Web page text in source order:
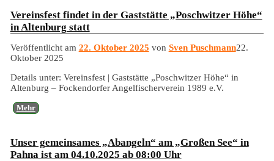
Vereinsfest findet in der Gaststätte „Poschwitzer Höhe“
in Altenburg statt
Veröffentlicht am 22. Oktober 2025 von Sven Puschmann22.
Oktober 2025
Details unter: Vereinsfest | Gaststätte „Poschwitzer Höhe“ in
Altenburg – Fockendorfer Angelfischerverein 1989 e.V.
Mehr
Unser gemeinsames „Abangeln“ am „Großen See“ in
Pahna ist am 04.10.2025 ab 08:00 Uhr